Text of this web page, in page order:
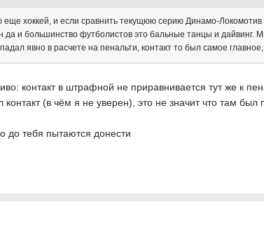
хоккей, и если сравнить текущюю серию Динамо-Локомотив
да и большинство футболистов это бальные танцы и дайвинг.
явно в расчете на пенальти, контакт то был самое
контакт в штрафной не приравнивается тут же к
(в чём я не уверен), это не значит что там был
до тебя пытаются донести